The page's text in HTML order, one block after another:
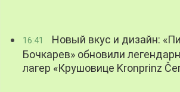
16:41
Новый вкус и дизайн:
Бочкарев» обновили
лагер «Крушовице Kronprinz